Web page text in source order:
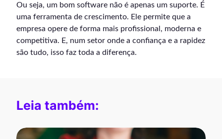
Ou seja, um bom software não é apenas um suporte. É
uma ferramenta de crescimento. Ele permite que a
empresa opere de forma mais profissional, moderna e
competitiva. E, num setor onde a confiança e a rapidez
são tudo, isso faz toda a diferença.
Leia também: